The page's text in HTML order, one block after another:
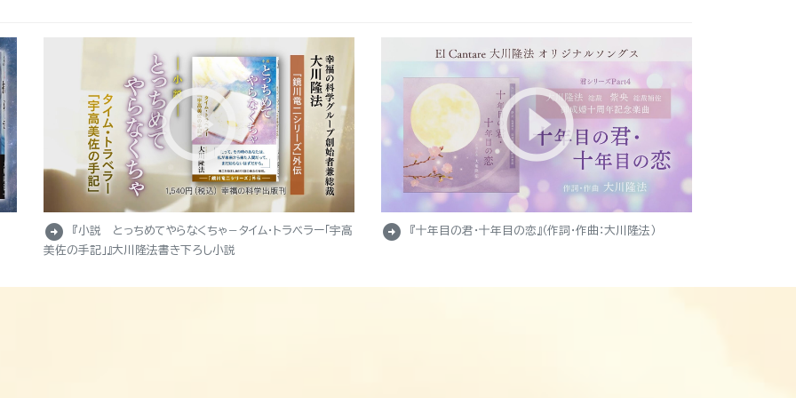
arrow_circle_right
『小説 とっちめてやらなくちゃ－タイム・トラベラー「宇高
美佐の手記」』大川隆法書き下ろし小説
arrow_circle_right 『十年目の君・十年目の恋』（作詞・作曲：大川隆法）